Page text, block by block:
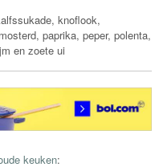
knoflook,
paprika, peper, polenta,
en zoete ui
keuken: